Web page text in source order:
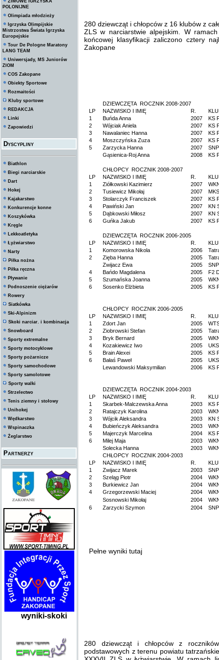
ZIMOWE IGRZYSKA
POLONIJNE
Olimpiada młodzieży
Igrzyska Olimpijskie
Mistrzostwa Świata Igrzyska
Europejskie
Tour De Pologne Maratony
LANG TEAM
Uniwersjady, MS Juniorów
ZIOM
COS Zakopane
Obiekty Sportowe
Rozmaitości
Kluby sportowe
REDAKCJA
Linki
Zapowiedzi
Dyscypliny
Biathlon
Biegi narciarskie
Dart
Hokej
Kajakarstwo
Konkurencje konne
Koszykówka
Kręgle
Lekkoatletyka
Łyżwiarstwo
Narty
Piłka nożna
Piłka ręczna
Pływanie
Podnoszenie ciężarów
Rowery
Siatkówka
Ski-Alpinizm
Skoki narciar. i kombinacja
Snowboard
Sporty extremalne
Sporty motocyklowe
Sporty pożarnicze
Sporty samochodowe
Sporty samolotowe
Sporty walki
Strzelectwo
Tenis ziemny i stołowy
Unihokej
Wędkarstwo
Wspinaczka
Żeglarstwo
Partnerzy
wyniki-skoki
280 dziewcząt i chłopców z 16 klubów z
ZLS w narciarstwie alpejskim. W
końcowej klasyfikacji zaliczono cztery
Zakopane
DZIEWCZĘTA ROCZNIK 2008-2007
LP
NAZWISKO I IMIĘ R.
1
Buńda Anna 2007
KS
2
Wójciak Aniela 2007
KS
3
Nawalaniec Hanna 2007
KS
4
Moszczyńska Zuza 2007
KS
5
Zarzycka Hanna 2007
Gąsienica-Roj Anna
2008 KS
CHŁOPCY ROCZNIK 2008-2007
LP
NAZWISKO I IMIĘ R.
1
Ziółkowski Kazimierz 2007
2
Tusiewicz Mikołaj 2007
3
Stolarczyk Franciszek 2007
KS
4
Pawiński Jan 2007
KN
5
Dąbkowski Miłosz 2007
KN
6
Guńka Jakub 2007 KS
DZIEWCZĘTA ROCZNIK 2006-2005
LP
NAZWISKO I IMIĘ R.
1
Komorowska Nikola 2006
2
Zięba Hanna 2005
Zwijacz Ewa
2005
4
Bańdo Magdalena 2005
F2
5
Szumańska Joanna 2005
6
Sosenko Elżbieta 2005 KS
CHŁOPCY ROCZNIK 2006-2005
LP
NAZWISKO I IMIĘ R.
1
Zdort Jan 2005
2
Ziobrowski Stefan 2005
3
Bryk Bernard 2005
4
Kozakiewicz Iwo 2005
5
Brain Alexei 2005
KS
6
Bałaś Paweł 2005
Lewandowski Maksymilian
2006 KS
DZIEWCZĘTA ROCZNIK 2004-2003
LP
NAZWISKO I IMIĘ R.
1
Skarbek-Malczewska Anna 2003
KS
2
Ratajczyk Karolina 2003
3
Wójcik Aleksandra 2003
KN
4
Bubieńczyk Aleksandra 2003
5
Majerczyk Marcelina 2004
KS
6
Milej Maja 2003
Solecka Hanna
2003
CHŁOPCY ROCZNIK 2004-2003
LP
NAZWISKO I IMIĘ R.
1
Zwijacz Marek 2003
2
Szeląg Piotr 2004
3
Burkiewicz Jan 2004
4
Grzegorzewski Maciej 2004
Sosnowski Mikołaj
2004
6
Zarzycki Szymon 2004
Pełne wyniki tutaj
280 dziewcząt i chłopców z
podstawowych z terenu powiatu